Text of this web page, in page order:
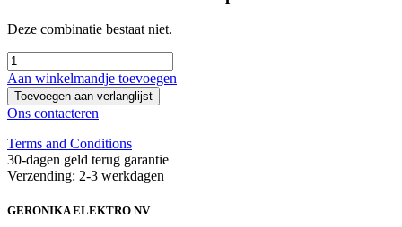
Deze combinatie bestaat niet.
Aan winkelmandje toevoegen
Toevoegen aan verlanglijst
Ons contacteren
Terms and Conditions
30-dagen geld terug garantie
Verzending: 2-3 werkdagen
GERONIKA ELEKTRO NV